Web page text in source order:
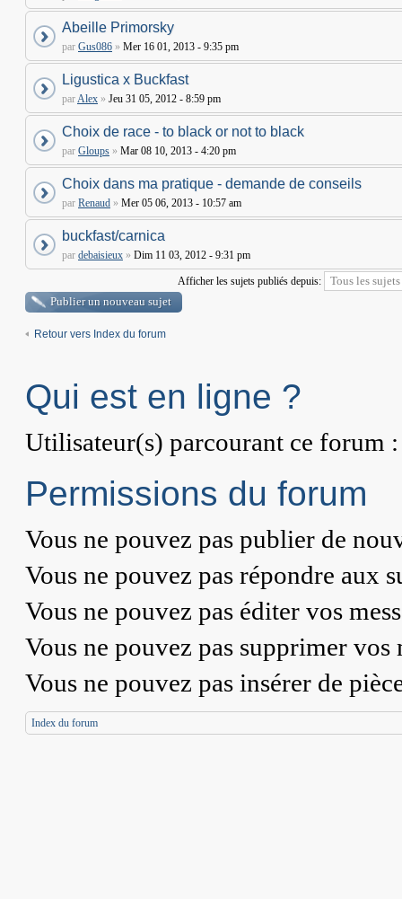
Abeille Primorsky
par Gus086 » Mer 16 01, 2013 - 9:35 pm
Ligustica x Buckfast
parAlex » Jeu 31 05, 2012 - 8:59 pm
Choix de race - to black or not to black
par Gloups » Mar 08 10, 2013 - 4:20 pm
Choix dans ma pratique - demande de conseils
par Renaud » Mer 05 06, 2013 - 10:57 am
buckfast/carnica
par debaisieux » Dim 11 03, 2012 - 9:31 pm
Afficher les sujets publiés depuis:
Publier un nouveau sujet
Retour vers Index du forum
Qui est en ligne ?
Utilisateur(s) parcourant ce forum
Permissions du forum
Vous ne pouvez pas publier de
Vous ne pouvez pas répondre aux
Vous ne pouvez pas éditer vos
Vous ne pouvez pas supprimer vos
Vous ne pouvez pas insérer de
Index du forum